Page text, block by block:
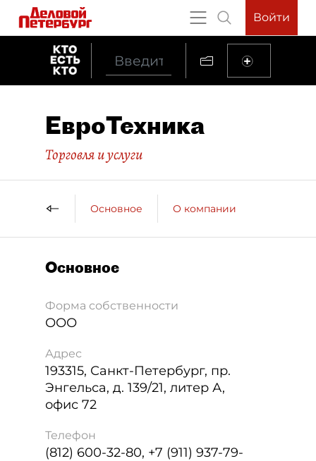
Войти
ЕвроТехника
Торговля и услуги
Основное О компании
Основное
Форма собственности
ООО
Адрес
193315, Санкт-Петербург, пр.
Энгельса, д. 139/21, литер А,
офис 72
Телефон
(812) 600-32-80, +7 (911) 937-79-